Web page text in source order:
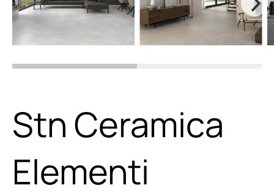
Stn Ceramica
Elementi